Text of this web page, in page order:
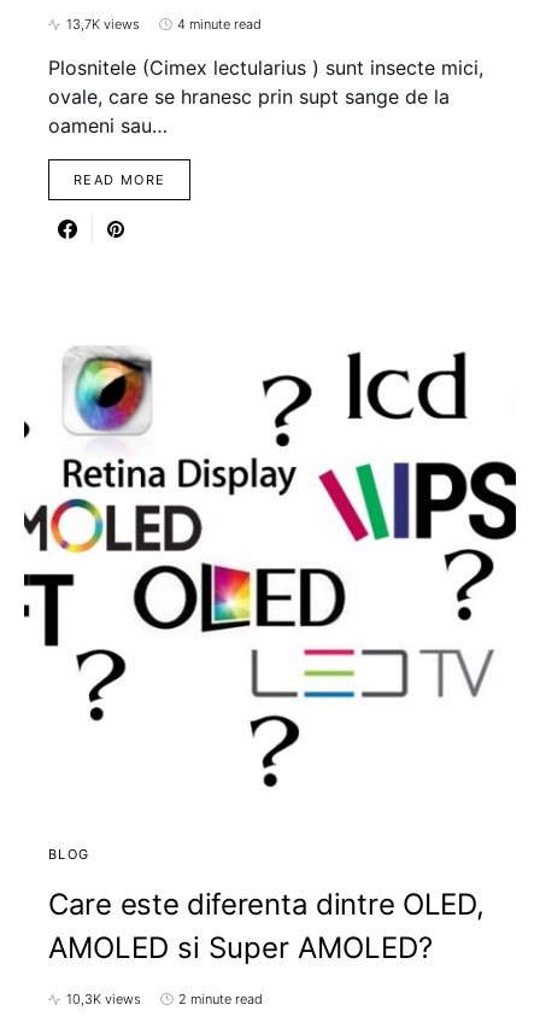
13,7K views 4 minute read
Plosnitele (Cimex lectularius ) sunt insecte mici,
ovale, care se hranesc prin supt sange de la
oameni sau…
READ MORE
BLOG
Care este diferenta dintre OLED,
AMOLED si Super AMOLED?
10,3K views 2 minute read